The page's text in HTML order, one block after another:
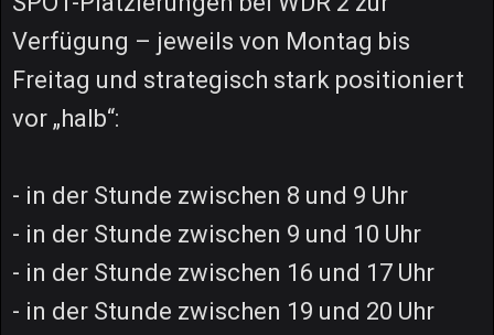
Verfügung – jeweils von Montag bis
Freitag und strategisch stark positioniert
vor „halb“:
- in der Stunde zwischen 8 und 9 Uhr
- in der Stunde zwischen 9 und 10 Uhr
- in der Stunde zwischen 16 und 17 Uhr
- in der Stunde zwischen 19 und 20 Uhr